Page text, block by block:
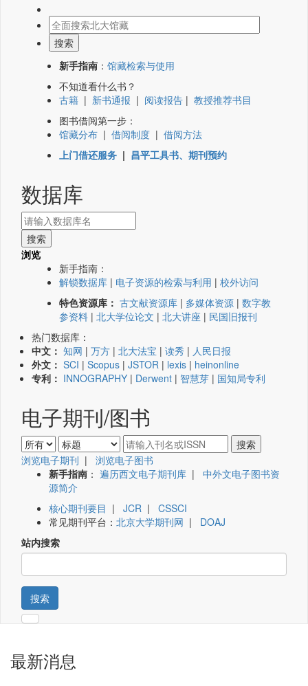
新手指南 ： 馆藏检索与使用
不知道看什么书？
古籍 | 新书通报 | 阅读报告 | 教授推荐书目
图书借阅第一步：
馆藏分布 | 借阅制度 | 借阅方法
上门借还服务 | 昌平工具书、期刊预约
数据库
浏览
新手指南：
解锁数据库 | 电子资源的检索与利用 | 校外访问
特色资源库： 古文献资源库 | 多媒体资源 | 数字教
参资料 | 北大学位论文 | 北大讲座 | 民国旧报刊
热门数据库：
中文： 知网 | 万方 | 北大法宝 | 读秀 | 人民日报
外文： SCI | Scopus | JSTOR | lexis | heinonline
专利： INNOGRAPHY | Derwent | 智慧芽 | 国知局专利
电子期刊/图书
浏览电子期刊 | 浏览电子图书
新手指南 ： 遍历西文电子期刊库 | 中外文电子图书资
源简介
核心期刊要目 | JCR | CSSCI
常见期刊平台： 北京大学期刊网 | DOAJ
站内搜索
搜索
最新消息